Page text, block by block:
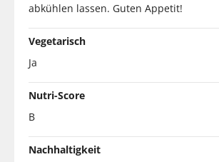
abkühlen lassen. Guten Appetit!
Vegetarisch
Ja
Nutri-Score
B
Nachhaltigkeit